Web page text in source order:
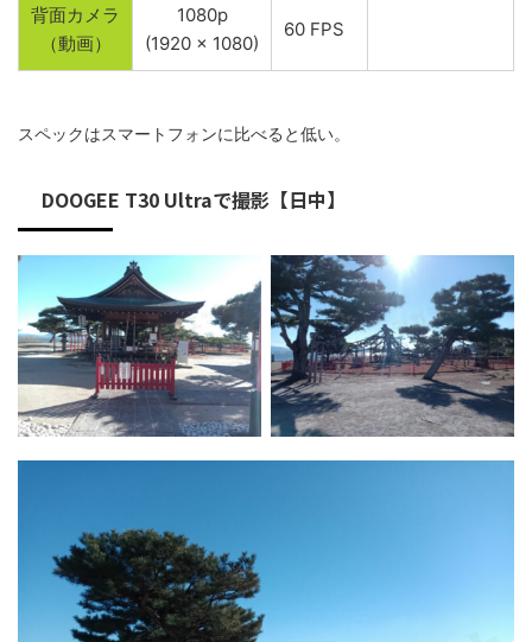
背面カメラ
（動画）
1080p
(1920 x 1080)
60 FPS
スペックはスマートフォンに比べると低い。
DOOGEE T30 Ultraで撮影【日中】